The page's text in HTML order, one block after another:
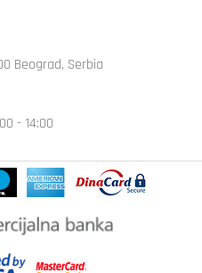
Beograd, Serbia
- 14:00